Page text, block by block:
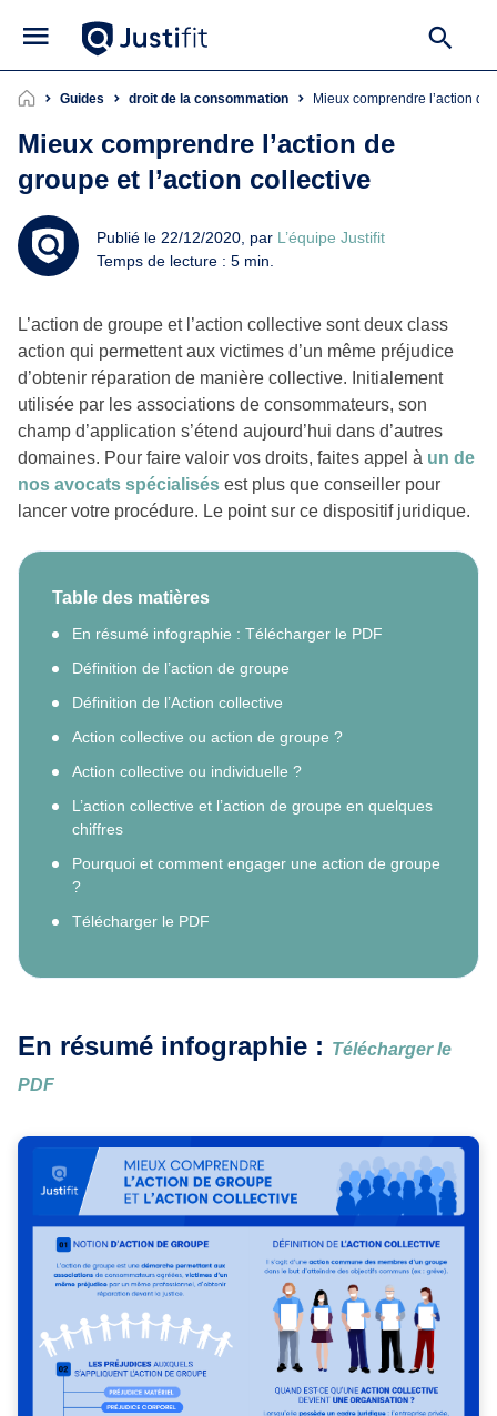
Guides droit de la consommation Mieux comprendre l’action
Mieux comprendre l’action de
groupe et l’action collective
Publié le 22/12/2020, par L’équipe Justifit
Temps de lecture : 5 min.
L’action de groupe et l’action collective sont deux class
action qui permettent aux victimes d’un même préjudice
d’obtenir réparation de manière collective. Initialement
utilisée par les associations de consommateurs, son
champ d’application s’étend aujourd’hui dans d’autres
domaines. Pour faire valoir vos droits, faites appel à un de
nos avocats spécialisés est plus que conseiller pour
lancer votre procédure. Le point sur ce dispositif juridique.
Table des matières
En résumé infographie : Télécharger le PDF
Définition de l’action de groupe
Définition de l’Action collective
Action collective ou action de groupe ?
Action collective ou individuelle ?
L’action collective et l’action de groupe en quelques
chiffres
Pourquoi et comment engager une action de groupe
?
Télécharger le PDF
En résumé infographie : Télécharger le
PDF